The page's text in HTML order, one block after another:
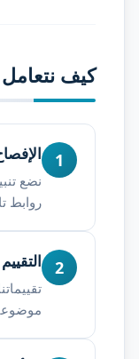
كيف نتعامل
1
نضع
روابط
2